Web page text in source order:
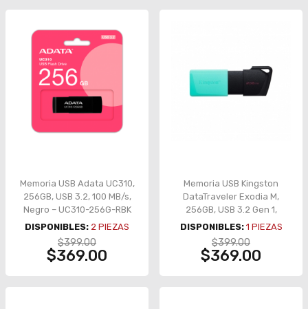
Memoria USB Adata UC310,
256GB, USB 3.2, 100 MB/s,
Negro – UC310-256G-RBK
DISPONIBLES: 2 PIEZAS
$399.00
$369.00
Memoria USB Kingston
DataTraveler Exodia M,
256GB, USB 3.2 Gen 1,
Azul/Negro – DTXM-256GB
DISPONIBLES: 1 PIEZAS
$399.00
$369.00